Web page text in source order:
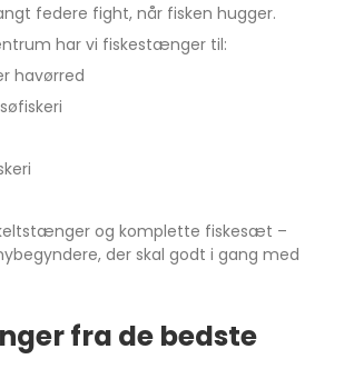
federe fight, når fisken hugger.
har vi fiskestænger til:
havørred
og komplette fiskesæt –
der skal godt i gang med
fra de bedste